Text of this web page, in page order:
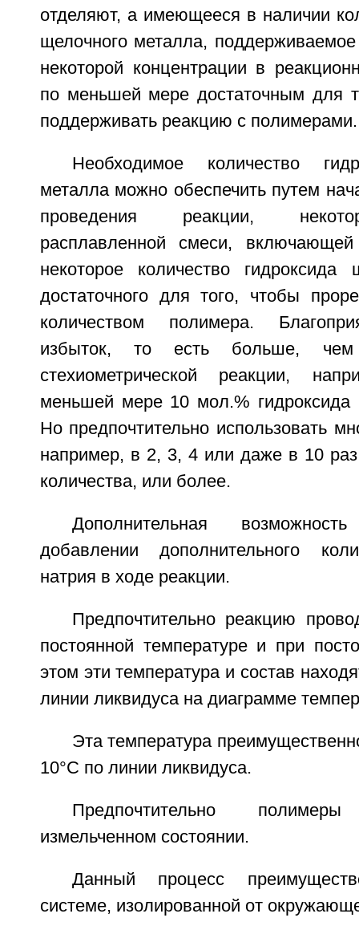
отделяют, а имеющееся в наличии
щелочного металла,
некоторой концентрации в
по меньшей мере достаточным для
поддерживать реакцию с полимерами.
Необходимое количество
металла можно обеспечить путем
проведения реакции,
расплавленной смеси,
некоторое количество гидроксида
достаточного для того, чтобы
количеством полимера.
избыток, то есть больше,
стехиометрической реакции,
меньшей мере 10 мол.% гидроксида
Но предпочтительно использовать
например, в 2, 3, 4 или даже в 10
количества, или более.
Дополнительная
добавлении дополнительного
натрия в ходе реакции.
Предпочтительно реакцию
постоянной температуре и при
этом эти температура и состав
линии ликвидуса на диаграмме
Эта температура
10°С по линии ликвидуса.
Предпочтительно
измельченном состоянии.
Данный процесс
системе, изолированной от